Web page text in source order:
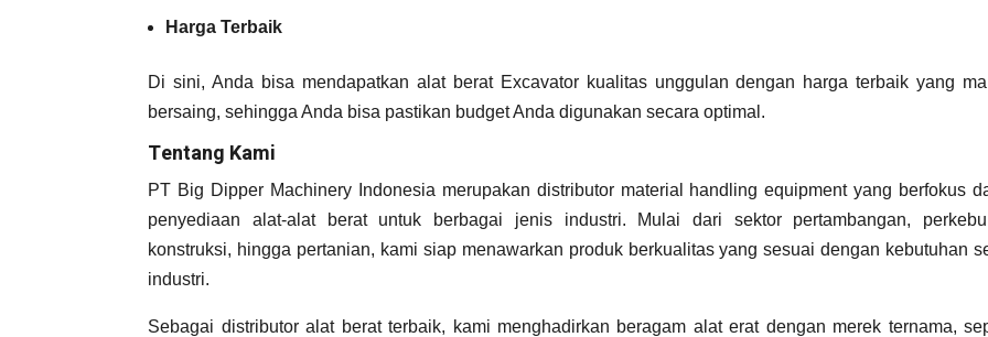
Harga Terbaik
Di sini, Anda bisa mendapatkan alat berat Excavator kualitas unggulan dengan harga terbaik yang
bersaing, sehingga Anda bisa pastikan budget Anda digunakan secara optimal.
Tentang Kami
PT Big Dipper Machinery Indonesia merupakan distributor material handling equipment yang berfokus
penyediaan alat-alat berat untuk berbagai jenis industri. Mulai dari sektor pertambangan,
konstruksi, hingga pertanian, kami siap menawarkan produk berkualitas yang sesuai dengan kebutuhan
industri.
Sebagai distributor alat berat terbaik, kami menghadirkan beragam alat erat dengan merek ternama,